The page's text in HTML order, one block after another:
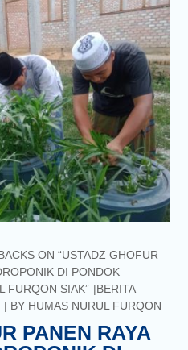
ON “USTADZ GHOFUR
DI PONDOK
FURQON SIAK”
BERITA
BY HUMAS NURUL FURQON
PANEN RAYA